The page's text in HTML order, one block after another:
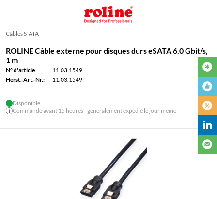
Câbles S-ATA
ROLINE Câble externe pour disques durs eSATA 6.0 Gbit/s,
1 m
N° d'article
11.03.1549
Herst.-Art.-Nr.:
11.03.1549
Disponible
Commandé avant 15 heures - généralement expédié le jour même